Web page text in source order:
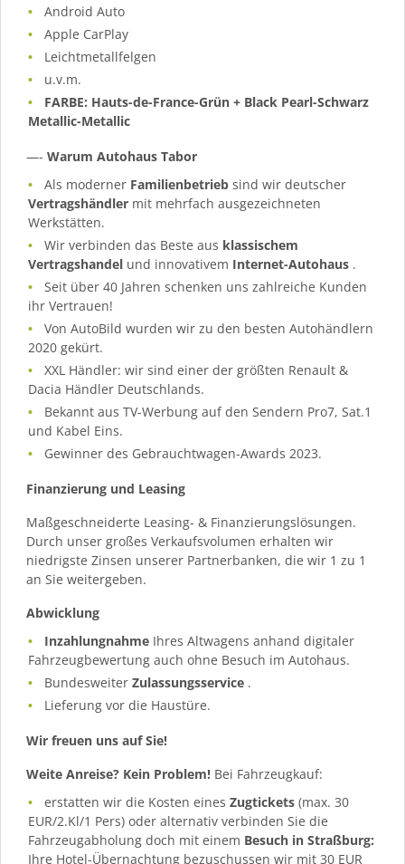
Android Auto
Apple CarPlay
Leichtmetallfelgen
u.v.m.
FARBE: Hauts-de-France-Grün + Black Pearl-Schwarz
Metallic-Metallic
—- Warum Autohaus Tabor
Als moderner Familienbetrieb sind wir deutscher
Vertragshändler mit mehrfach ausgezeichneten
Werkstätten.
Wir verbinden das Beste aus klassischem
Vertragshandel und innovativem Internet-Autohaus .
Seit über 40 Jahren schenken uns zahlreiche Kunden
ihr Vertrauen!
Von AutoBild wurden wir zu den besten Autohändlern
2020 gekürt.
XXL Händler: wir sind einer der größten Renault &
Dacia Händler Deutschlands.
Bekannt aus TV-Werbung auf den Sendern Pro7, Sat.1
und Kabel Eins.
Gewinner des Gebrauchtwagen-Awards 2023.
Finanzierung und Leasing
Maßgeschneiderte Leasing- & Finanzierungslösungen.
Durch unser großes Verkaufsvolumen erhalten wir
niedrigste Zinsen unserer Partnerbanken, die wir 1 zu 1
an Sie weitergeben.
Abwicklung
Inzahlungnahme Ihres Altwagens anhand digitaler
Fahrzeugbewertung auch ohne Besuch im Autohaus.
BundesweiterZulassungsservice .
Lieferung vor die Haustüre.
Wir freuen uns auf Sie!
Weite Anreise? Kein Problem! Bei Fahrzeugkauf:
erstatten wir die Kosten einesZugtickets (max. 30
EUR/2.Kl/1 Pers) oder alternativ verbinden Sie die
Fahrzeugabholung doch mit einem Besuch in Straßburg:
Ihre Hotel-Übernachtung bezuschussen wir mit 30 EUR